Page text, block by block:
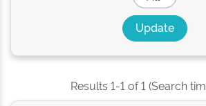
Results 1-1 of 1 (Search